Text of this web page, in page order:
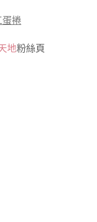
蛋捲
地粉絲頁